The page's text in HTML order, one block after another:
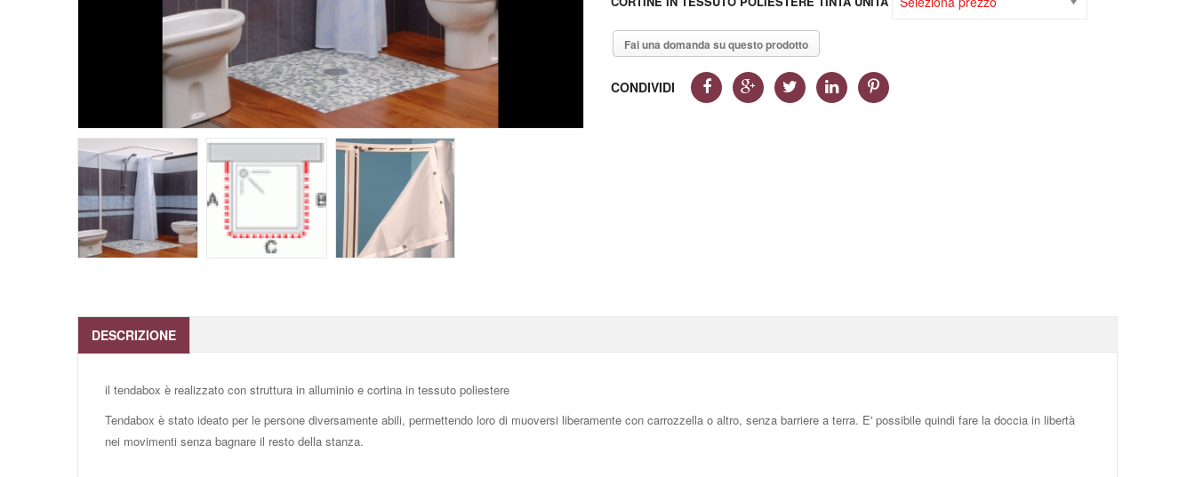
Fai una domanda su questo prodotto
CONDIVIDI
DESCRIZIONE
il tendabox è realizzato con struttura in alluminio e cortina in tessuto poliestere
Tendabox è stato ideato per le persone diversamente abili, permettendo loro di muoversi liberamente con carrozzella o altro, senza barriere a terra. E' possibile quindi fare la doccia in libertà
nei movimenti senza bagnare il resto della stanza.